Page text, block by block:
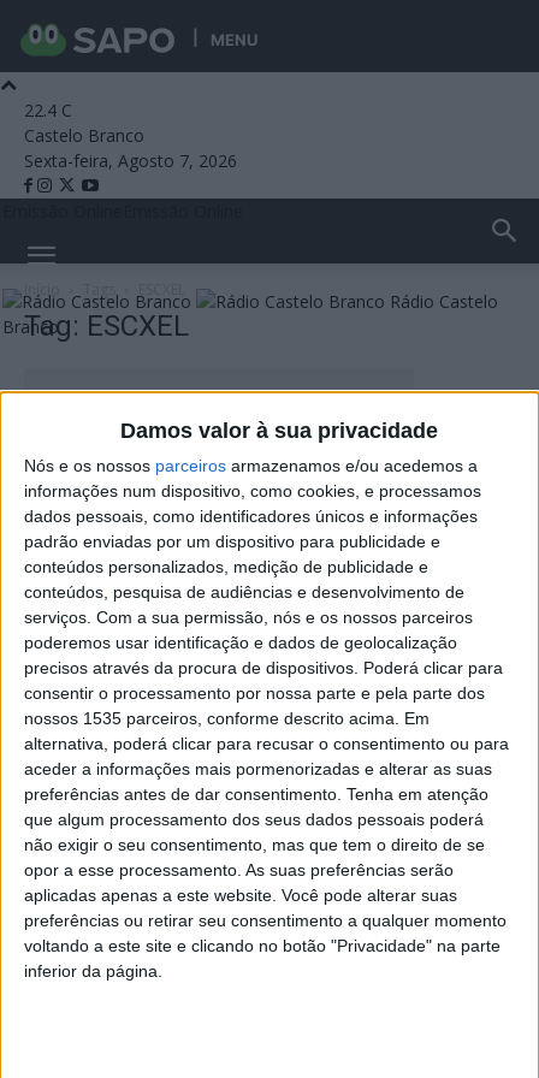
MENU
Damos valor à sua privacidade
Nós e os nossos parceiros armazenamos e/ou acedemos a
informações num dispositivo, como cookies, e processamos
dados pessoais, como identificadores únicos e informações
padrão enviadas por um dispositivo para publicidade e
conteúdos personalizados, medição de publicidade e
conteúdos, pesquisa de audiências e desenvolvimento de
serviços. Com a sua permissão, nós e os nossos parceiros
poderemos usar identificação e dados de geolocalização
precisos através da procura de dispositivos. Poderá clicar para
consentir o processamento por nossa parte e pela parte dos
nossos 1535 parceiros, conforme descrito acima. Em
alternativa, poderá clicar para recusar o consentimento ou para
aceder a informações mais pormenorizadas e alterar as suas
preferências antes de dar consentimento. Tenha em atenção
que algum processamento dos seus dados pessoais poderá
não exigir o seu consentimento, mas que tem o direito de se
opor a esse processamento. As suas preferências serão
aplicadas apenas a este website. Você pode alterar suas
preferências ou retirar seu consentimento a qualquer momento
voltando a este site e clicando no botão "Privacidade" na parte
inferior da página.
22.4 C
Castelo Branco
Sexta-feira, Agosto 7, 2026
Rádio Castelo
Branco
Tag: ESCXEL
Seminário ESCXEL debateu boas práticas
no acolhimento de alunos imigrantes
Rádio Castelo Branco - 14 de Novembro, 2025
PUBLICIDADE
PUBLICIDADE
PUBLICIDADE